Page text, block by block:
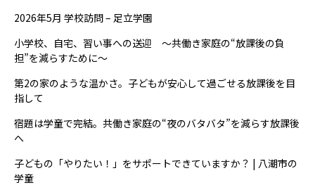
2026年5月 学校訪問 – 足立学園
小学校、自宅、習い事への送迎 ～共働き家庭の“放課後の負
担”を減らすために～
第2の家のような温かさ。子どもが安心して過ごせる放課後を目
指して
宿題は学童で完結。共働き家庭の“夜のバタバタ”を減らす放課後
へ
子どもの「やりたい！」をサポートできていますか？ | 八潮市の
学童